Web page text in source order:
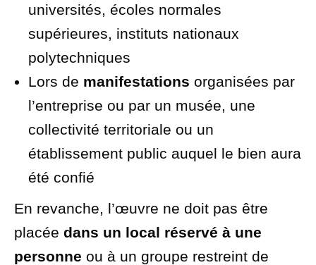
universités, écoles normales
supérieures, instituts nationaux
polytechniques
Lors de manifestations organisées par
l’entreprise ou par un musée, une
collectivité territoriale ou un
établissement public auquel le bien aura
été confié
En revanche, l’œuvre ne doit pas être
placée dans un local réservé à une
personne ou à un groupe restreint de